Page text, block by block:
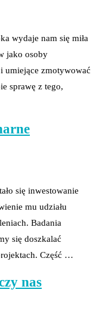
wydaje nam się miła
jako osoby
umiejące zmotywować
sprawę z tego,
się inwestowanie
mu udziału
Badania
się doszkalać
Część …
nas